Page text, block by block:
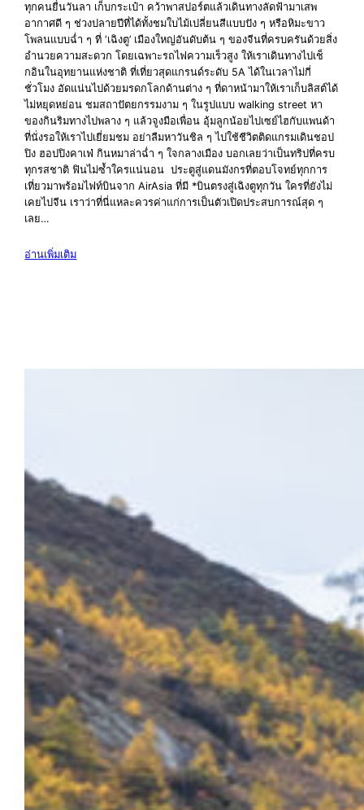
ทุกคนยื่นวันลา เก็บกระเป๋า คว้าพาสปอร์ตแล้วเดินทางลัดฟ้ามาเสพ
อากาศดี ๆ ช่วงปลายปีที่ได้ทั้งชมใบไม้เปลี่ยนสีแบบปัง ๆ หรือหิมะขาว
โพลนแบบฉ่ำ ๆ ที่ ‘เฉิงตู’ เมืองใหญ่อันดับต้น ๆ ของจีนที่ครบครันด้วยสิ่ง
อำนวยความสะดวก โดยเฉพาะรถไฟความเร็วสูง ให้เราเดินทางไปเช็
กอินในอุทยานแห่งชาติ ที่เที่ยวสุดแกรนด์ระดับ 5A ได้ในเวลาไม่กี่
ชั่วโมง อัดแน่นไปด้วยมรดกโลกด้านต่าง ๆ ที่ดาหน้ามาให้เราเก็บลิสต์ได้
ไม่หยุดหย่อน ชมสถาปัตยกรรมงาม ๆ ในรูปแบบ walking street หา
ของกินริมทางไปพลาง ๆ แล้วจูงมือเพื่อน อุ้มลูกน้อยไปเซย์ไฮกับแพนด้า
ที่นั่งรอให้เราไปเยี่ยมชม อย่าลืมหาวันชิล ๆ ไปใช้ชีวิตติดแกรมเดินชอป
ปิง ฮอปปิงคาเฟ่ กินหมาล่าฉ่ำ ๆ ใจกลางเมือง บอกเลยว่าเป็นทริปที่ครบ
ทุกรสชาติ ฟินไม่ซ้ำใครแน่นอน ประตูสู่แดนมังกรที่ตอบโจทย์ทุกการ
เที่ยวมาพร้อมไฟท์บินจาก AirAsia ที่มี *บินตรงสู่เฉิงตูทุกวัน ใครที่ยังไม่
เคยไปจีน เราว่าที่นี่แหละควรค่าแก่การเป็นตัวเปิดประสบการณ์สุด ๆ
เลย…
อ่านเพิ่มเติม